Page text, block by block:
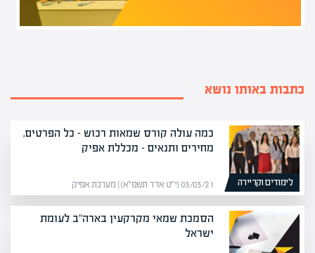
כתבות באותו נושא
לימודים וקריירה
כמה עולה קורס שמאות רכוש – כל הפרטים,
מחירים ותנאים – מכללת אפיק
03/03/21 (י״ט אדר תשפ״א) | מערכת אפיק
הסמכת שמאי מקרקעין בארה"ב לעומת
ישראל